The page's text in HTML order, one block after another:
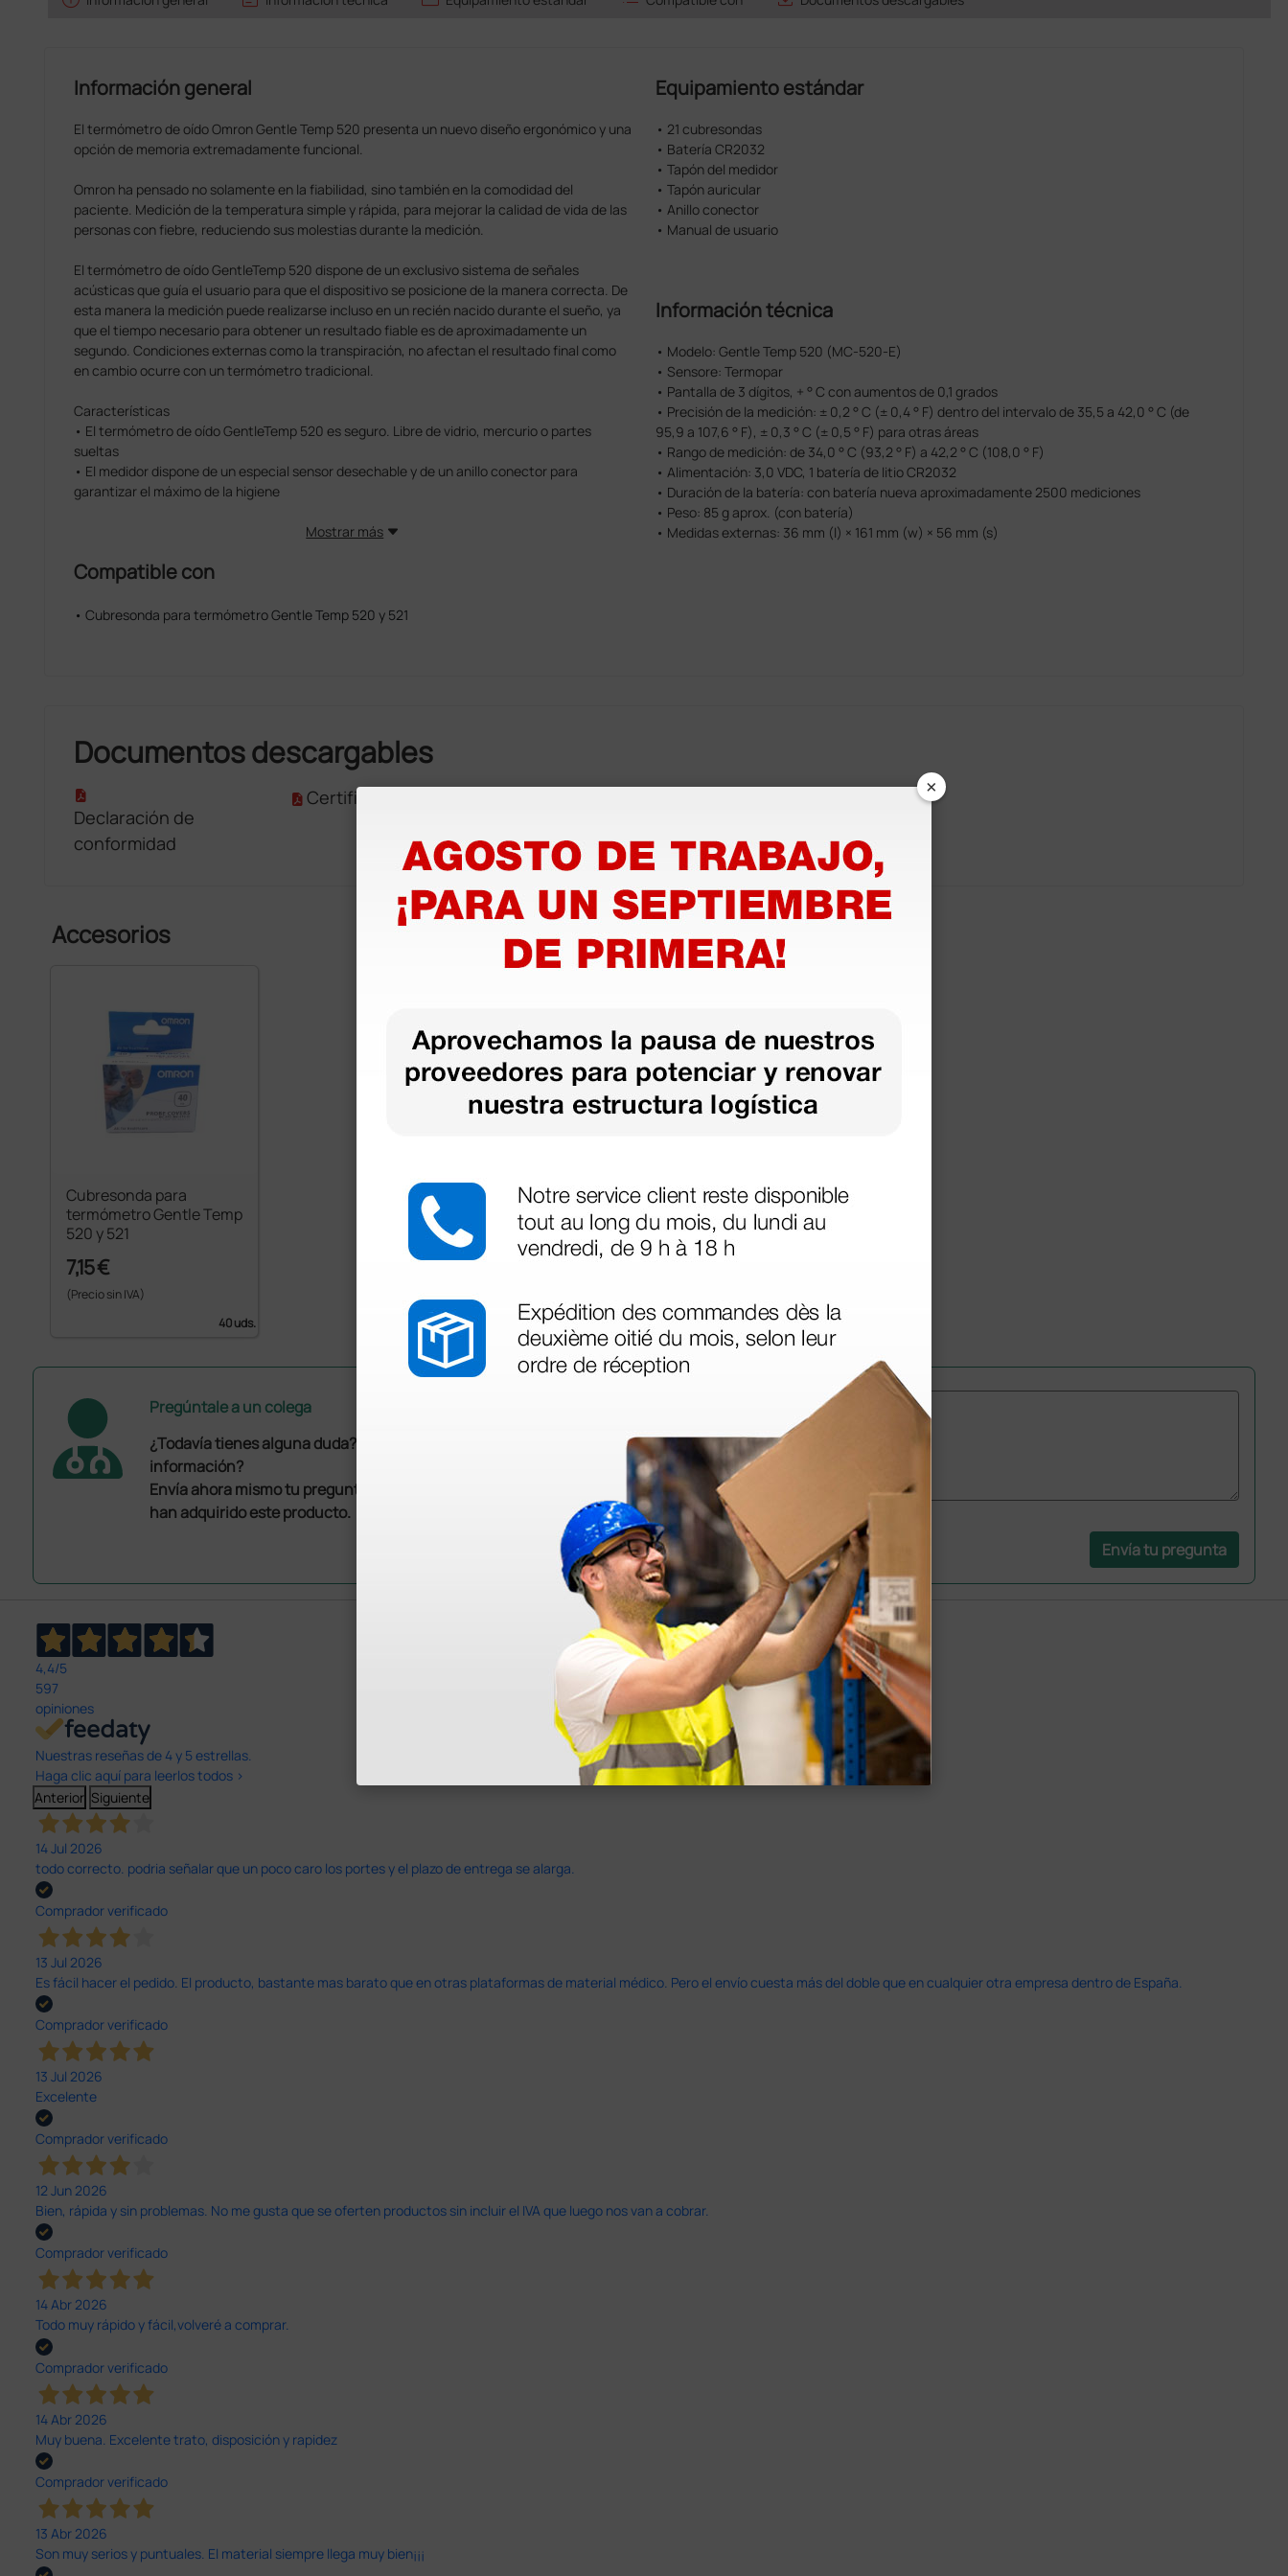
Información general
El termómetro de oído Omron Gentle Temp 520 presenta un nuevo diseño ergonómico y una
opción de memoria extremadamente funcional.
Omron ha pensado no solamente en la fiabilidad, sino también en la comodidad del
paciente. Medición de la temperatura simple y rápida, para mejorar la calidad de vida de las
personas con fiebre, reduciendo sus molestias durante la medición.
El termómetro de oído GentleTemp 520 dispone de un exclusivo sistema de señales
acústicas que guía el usuario para que el dispositivo se posicione de la manera correcta. De
esta manera la medición puede realizarse incluso en un recién nacido durante el sueño, ya
que el tiempo necesario para obtener un resultado fiable es de aproximadamente un
segundo. Condiciones externas como la transpiración, no afectan el resultado final como
en cambio ocurre con un termómetro tradicional.
Características
• El termómetro de oído GentleTemp 520 es seguro. Libre de vidrio, mercurio o partes
sueltas
• El medidor dispone de un especial sensor desechable y de un anillo conector para
garantizar el máximo de la higiene
Mostrar más
Compatible con
• Cubresonda para termómetro Gentle Temp 520 y 521
Equipamiento estándar
• 21 cubresondas
• Batería CR2032
• Tapón del medidor
• Tapón auricular
• Anillo conector
• Manual de usuario
Información técnica
• Modelo: Gentle Temp 520 (MC-520-E)
• Sensore: Termopar
• Pantalla de 3 dígitos, + ° C con aumentos de 0,1 grados
• Precisión de la medición: ± 0,2 ° C (± 0,4 ° F) dentro del intervalo de 35,5 a 42,0 ° C (de
95,9 a 107,6 ° F), ± 0,3 ° C (± 0,5 ° F) para otras áreas
• Rango de medición: de 34,0 ° C (93,2 ° F) a 42,2 ° C (108,0 ° F)
• Alimentación: 3,0 VDC, 1 batería de litio CR2032
• Duración de la batería: con batería nueva aproximadamente 2500 mediciones
• Peso: 85 g aprox. (con batería)
• Medidas externas: 36 mm (l) × 161 mm (w) × 56 mm (s)
Documentos descargables
Declaración de
conformidad
Certificado CE
Accesorios
Cubresonda para
termómetro Gentle Temp
520 y 521
7,15 €
(Precio sin IVA)
40 uds.
Pregúntale a un colega
¿Todavía tienes alguna duda? ¿Necesitas más
información?
Envía ahora mismo tu pregunta a los colegas que ya
han adquirido este producto.
Envía tu pregunta
4,4/5
597
opiniones
Nuestras reseñas de 4 y 5 estrellas.
Haga clic aquí para leerlos todos >
Anterior Siguiente
14 Jul 2026
todo correcto. podria señalar que un poco caro los portes y el plazo de entrega se alarga.
Comprador verificado
13 Jul 2026
Es fácil hacer el pedido. El producto, bastante mas barato que en otras plataformas de material médico. Pero el envío cuesta más del doble que en cualquier otra empresa dentro de España.
Comprador verificado
13 Jul 2026
Excelente
Comprador verificado
12 Jun 2026
Bien, rápida y sin problemas. No me gusta que se oferten productos sin incluir el IVA que luego nos van a cobrar.
Comprador verificado
14 Abr 2026
Todo muy rápido y fácil,volveré a comprar.
Comprador verificado
14 Abr 2026
Muy buena. Excelente trato, disposición y rapidez
Comprador verificado
13 Abr 2026
Son muy serios y puntuales. El material siempre llega muy bien¡¡¡
×